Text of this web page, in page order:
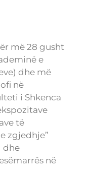
më 28 gusht
e
dhe më
në
i Shkenca
të
zgjedhje”
dhe
në